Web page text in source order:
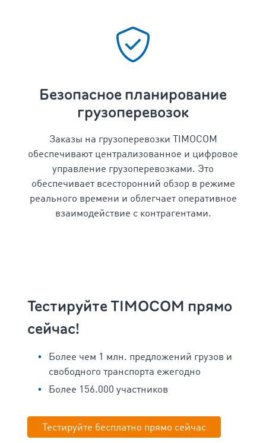
Безопасное планирование
грузоперевозок
Заказы на грузоперевозки TIMOCOM
обеспечивают централизованное и цифровое
управление грузоперевозками. Это
обеспечивает всесторонний обзор в режиме
реального времени и облегчает оперативное
взаимодействие с контрагентами.
Тестируйте TIMOCOM прямо
сейчас!
Более чем 1 млн. предложений грузов и
свободного транспорта ежегодно
Более 156.000 участников
Тестируйте бесплатно прямо сейчас